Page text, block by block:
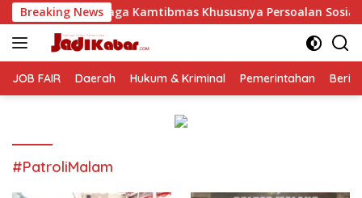
Langsung
ke
konten
Breaking News
Khususnya Persoalan Sosial Polresta
JOB FAIR Daerah Hukum & Kriminal Pemerintahan
#PatroliMalam